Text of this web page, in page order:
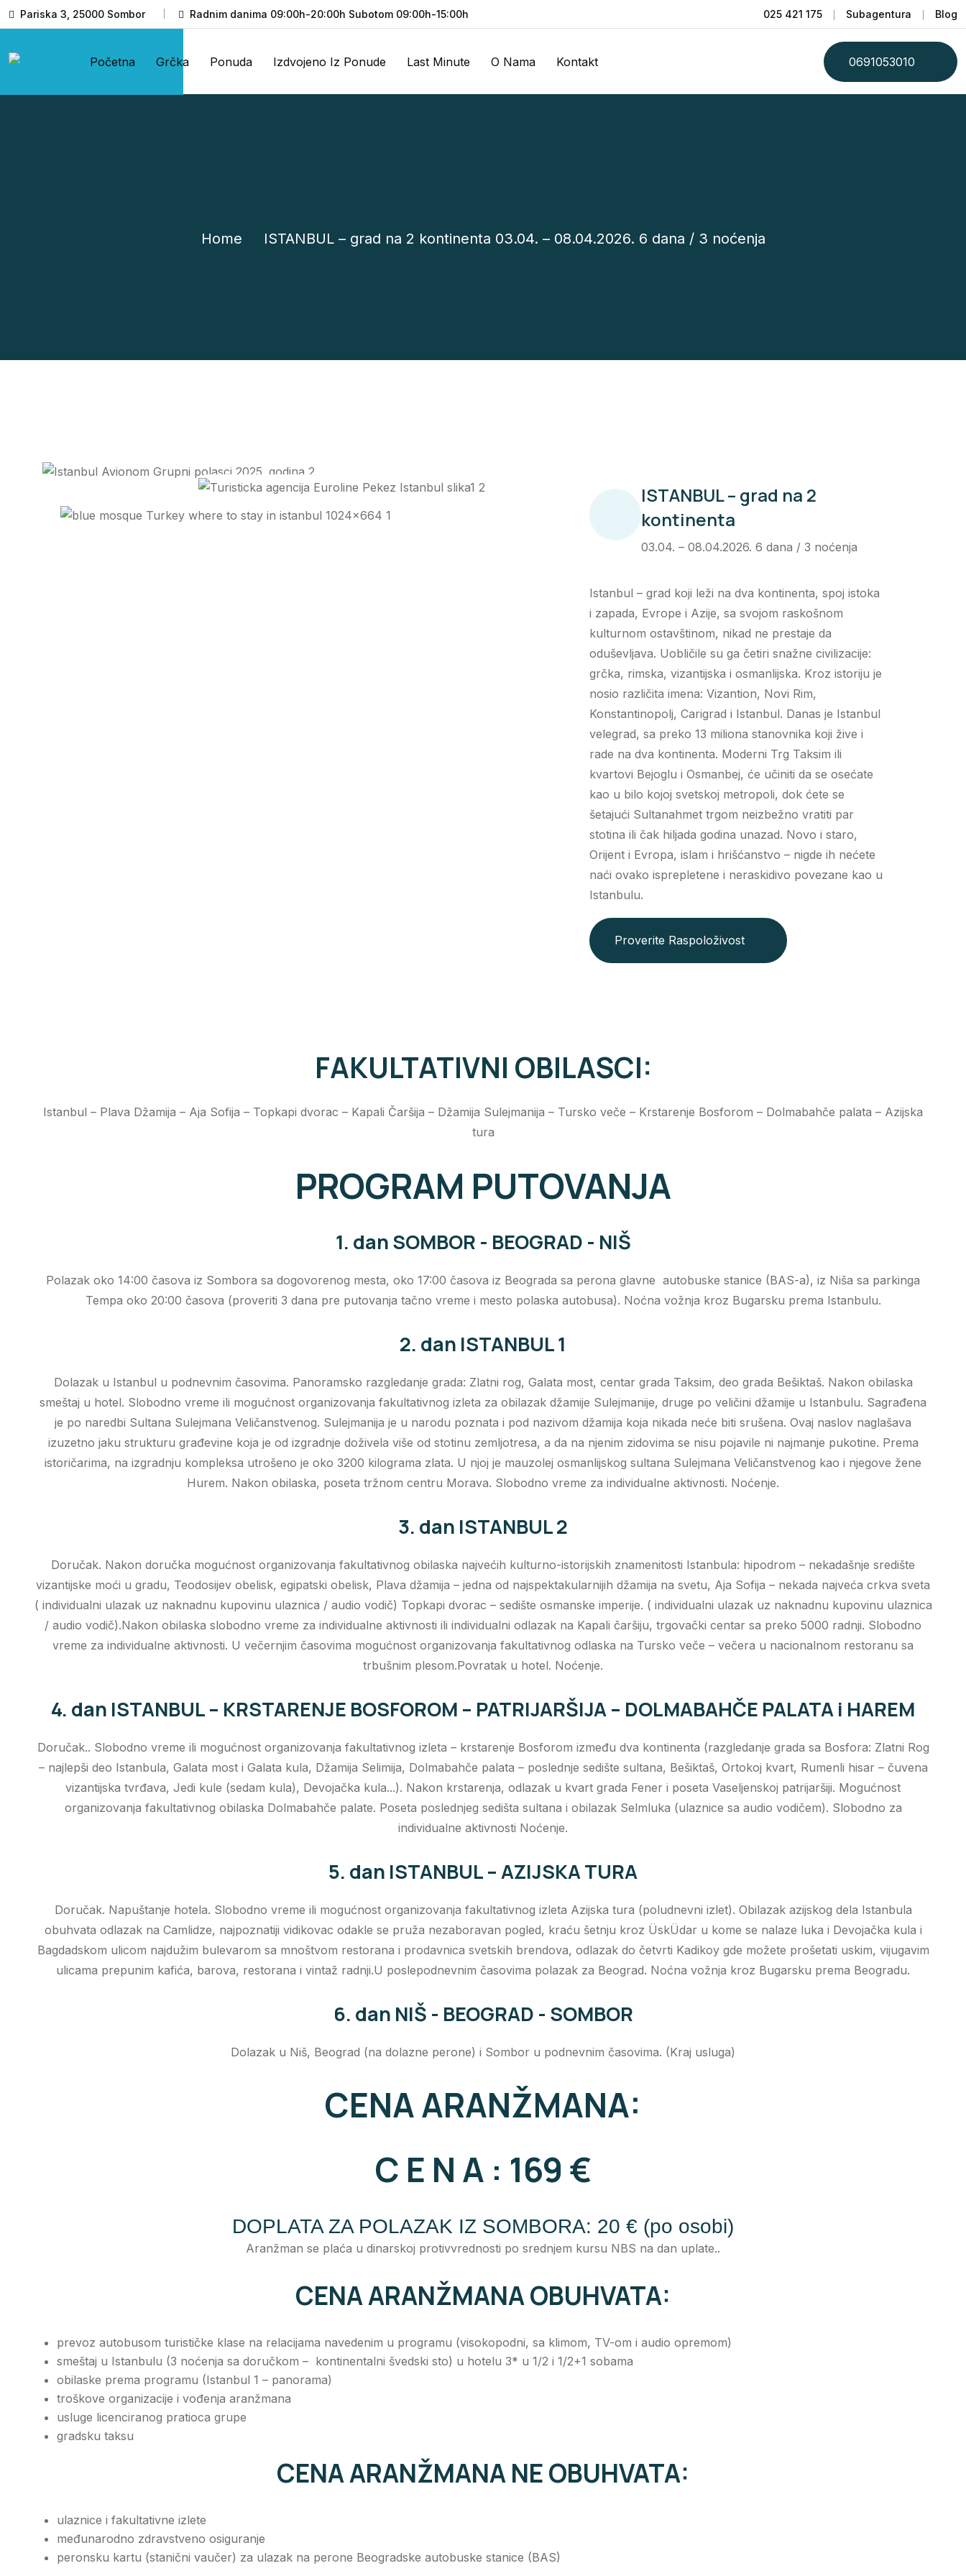
Pariska 3, 25000 Sombor Radnim danima 09:00h-20:00h Subotom 09:00h-15:00h 025 421 175 Subagentura Blog
Početna Grčka Ponuda Izdvojeno Iz Ponude Last Minute O Nama Kontakt 0691053010
Home ISTANBUL – grad na 2 kontinenta 03.04. – 08.04.2026. 6 dana / 3 noćenja
ISTANBUL – grad na 2
kontinenta
03.04. – 08.04.2026. 6 dana / 3 noćenja
Istanbul – grad koji leži na dva kontinenta, spoj istoka
i zapada, Evrope i Azije, sa svojom raskošnom
kulturnom ostavštinom, nikad ne prestaje da
oduševljava. Uobličile su ga četiri snažne civilizacije:
grčka, rimska, vizantijska i osmanlijska. Kroz istoriju je
nosio različita imena: Vizantion, Novi Rim,
Konstantinopolj, Carigrad i Istanbul. Danas je Istanbul
velegrad, sa preko 13 miliona stanovnika koji žive i
rade na dva kontinenta. Moderni Trg Taksim ili
kvartovi Bejoglu i Osmanbej, će učiniti da se osećate
kao u bilo kojoj svetskoj metropoli, dok ćete se
šetajući Sultanahmet trgom neizbežno vratiti par
stotina ili čak hiljada godina unazad. Novo i staro,
Orijent i Evropa, islam i hrišćanstvo – nigde ih nećete
naći ovako isprepletene i neraskidivo povezane kao u
Istanbulu.
Proverite Raspoloživost
FAKULTATIVNI OBILASCI:
Istanbul – Plava Džamija – Aja Sofija – Topkapi dvorac – Kapali Čaršija – Džamija Sulejmanija – Tursko veče – Krstarenje Bosforom – Dolmabahče palata – Azijska
tura
PROGRAM PUTOVANJA
1. dan SOMBOR - BEOGRAD - NIŠ
Polazak oko 14:00 časova iz Sombora sa dogovorenog mesta, oko 17:00 časova iz Beograda sa perona glavne autobuske stanice (BAS-a), iz Niša sa parkinga
Tempa oko 20:00 časova (proveriti 3 dana pre putovanja tačno vreme i mesto polaska autobusa). Noćna vožnja kroz Bugarsku prema Istanbulu.
2. dan ISTANBUL 1
Dolazak u Istanbul u podnevnim časovima. Panoramsko razgledanje grada: Zlatni rog, Galata most, centar grada Taksim, deo grada Bešiktaš. Nakon obilaska
smeštaj u hotel. Slobodno vreme ili mogućnost organizovanja fakultativnog izleta za obilazak džamije Sulejmanije, druge po veličini džamije u Istanbulu. Sagrađena
je po naredbi Sultana Sulejmana Veličanstvenog. Sulejmanija je u narodu poznata i pod nazivom džamija koja nikada neće biti srušena. Ovaj naslov naglašava
izuzetno jaku strukturu građevine koja je od izgradnje doživela više od stotinu zemljotresa, a da na njenim zidovima se nisu pojavile ni najmanje pukotine. Prema
istoričarima, na izgradnju kompleksa utrošeno je oko 3200 kilograma zlata. U njoj je mauzolej osmanlijskog sultana Sulejmana Veličanstvenog kao i njegove žene
Hurem. Nakon obilaska, poseta tržnom centru Morava. Slobodno vreme za individualne aktivnosti. Noćenje.
3. dan ISTANBUL 2
Doručak. Nakon doručka mogućnost organizovanja fakultativnog obilaska najvećih kulturno-istorijskih znamenitosti Istanbula: hipodrom – nekadašnje središte
vizantijske moći u gradu, Teodosijev obelisk, egipatski obelisk, Plava džamija – jedna od najspektakularnijih džamija na svetu, Aja Sofija – nekada najveća crkva sveta
( individualni ulazak uz naknadnu kupovinu ulaznica / audio vodič) Topkapi dvorac – sedište osmanske imperije. ( individualni ulazak uz naknadnu kupovinu ulaznica
/ audio vodič).Nakon obilaska slobodno vreme za individualne aktivnosti ili individualni odlazak na Kapali čaršiju, trgovački centar sa preko 5000 radnji. Slobodno
vreme za individualne aktivnosti. U večernjim časovima mogućnost organizovanja fakultativnog odlaska na Tursko veče – večera u nacionalnom restoranu sa
trbušnim plesom.Povratak u hotel. Noćenje.
4. dan ISTANBUL – KRSTARENJE BOSFOROM – PATRIJARŠIJA – DOLMABAHČE PALATA i HAREM
Doručak.. Slobodno vreme ili mogućnost organizovanja fakultativnog izleta – krstarenje Bosforom između dva kontinenta (razgledanje grada sa Bosfora: Zlatni Rog
– najlepši deo Istanbula, Galata most i Galata kula, Džamija Selimija, Dolmabahče palata – poslednje sedište sultana, Bešiktaš, Ortokoj kvart, Rumenli hisar – čuvena
vizantijska tvrđava, Jedi kule (sedam kula), Devojačka kula...). Nakon krstarenja, odlazak u kvart grada Fener i poseta Vaseljenskoj patrijaršiji. Mogućnost
organizovanja fakultativnog obilaska Dolmabahče palate. Poseta poslednjeg sedišta sultana i obilazak Selmluka (ulaznice sa audio vodičem). Slobodno za
individualne aktivnosti Noćenje.
5. dan ISTANBUL – AZIJSKA TURA
Doručak. Napuštanje hotela. Slobodno vreme ili mogućnost organizovanja fakultativnog izleta Azijska tura (poludnevni izlet). Obilazak azijskog dela Istanbula
obuhvata odlazak na Camlidze, najpoznatiji vidikovac odakle se pruža nezaboravan pogled, kraću šetnju kroz ÜskÜdar u kome se nalaze luka i Devojačka kula i
Bagdadskom ulicom najdužim bulevarom sa mnoštvom restorana i prodavnica svetskih brendova, odlazak do četvrti Kadikoy gde možete prošetati uskim, vijugavim
ulicama prepunim kafića, barova, restorana i vintaž radnji.U poslepodnevnim časovima polazak za Beograd. Noćna vožnja kroz Bugarsku prema Beogradu.
6. dan NIŠ - BEOGRAD - SOMBOR
Dolazak u Niš, Beograd (na dolazne perone) i Sombor u podnevnim časovima. (Kraj usluga)
CENA ARANŽMANA:
C E N A : 169 €
DOPLATA ZA POLAZAK IZ SOMBORA: 20 € (po osobi)
Aranžman se plaća u dinarskoj protivvrednosti po srednjem kursu NBS na dan uplate..
CENA ARANŽMANA OBUHVATA:
prevoz autobusom turističke klase na relacijama navedenim u programu (visokopodni, sa klimom, TV-om i audio opremom)
smeštaj u Istanbulu (3 noćenja sa doručkom – kontinentalni švedski sto) u hotelu 3* u 1/2 i 1/2+1 sobama
obilaske prema programu (Istanbul 1 – panorama)
troškove organizacije i vođenja aranžmana
usluge licenciranog pratioca grupe
gradsku taksu
CENA ARANŽMANA NE OBUHVATA:
ulaznice i fakultativne izlete
međunarodno zdravstveno osiguranje
peronsku kartu (stanični vaučer) za ulazak na perone Beogradske autobuske stanice (BAS)